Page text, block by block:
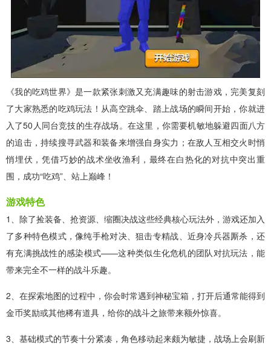
《我的吃鸡世界》是一款紧张刺激又充满趣味的射击游戏，完美复刻
了大家熟悉的吃鸡玩法！从高空跳伞、踏上战场的瞬间开始，你就进
入了50人同台竞技的生存战场。在这里，你需要机敏地躲避四面八方
的追击，持续搜寻武器和装备来增强自身实力；在敌人互相交火时悄
悄埋伏，凭借巧妙的战术坐收渔利，最终在白热化的对抗中突出重
围，成功“吃鸡”、站上巅峰！
游戏特色
1、除了捡装备、抢资源、缩圈决战这些经典核心玩法外，游戏还加入
了多种特色模式，像纯手枪对决、狙击专精战、近身冷兵器厮杀，还
有充满挑战性的感染模式——这种类似生化危机的团队对抗玩法，能
带来完全不一样的战斗乐趣。
2、在探索地图的过程中，你会时常遇到神秘宝箱，打开后通常能得到
金币奖励或其他稀有道具，给你的战斗之旅带来额外惊喜。
3、基础模式的节奏十分紧凑，角色移动起来颇为敏捷，战场上会刷新